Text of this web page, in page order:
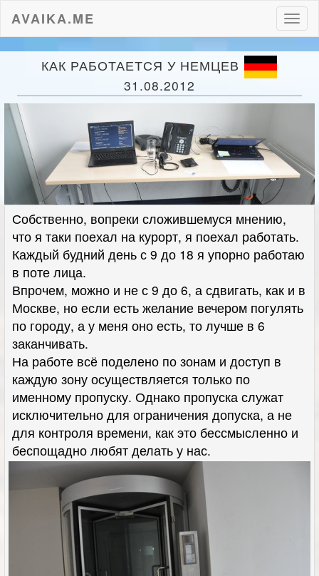
AVAIKA.ME
КАК РАБОТАЕТСЯ У НЕМЦЕВ
31.08.2012
Собственно, вопреки сложившемуся мнению,
что я таки поехал на курорт, я поехал работать.
Каждый будний день с 9 до 18 я упорно работаю
в поте лица.
Впрочем, можно и не с 9 до 6, а сдвигать, как и в
Москве, но если есть желание вечером погулять
по городу, а у меня оно есть, то лучше в 6
заканчивать.
На работе всё поделено по зонам и доступ в
каждую зону осуществляется только по
именному пропуску. Однако пропуска служат
исключительно для ограничения допуска, а не
для контроля времени, как это бессмысленно и
беспощадно любят делать у нас.